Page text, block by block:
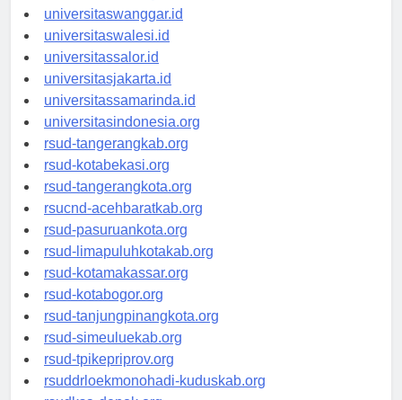
universitassorong.id
universitaswanggar.id
universitaswalesi.id
universitassalor.id
universitasjakarta.id
universitassamarinda.id
universitasindonesia.org
rsud-tangerangkab.org
rsud-kotabekasi.org
rsud-tangerangkota.org
rsucnd-acehbaratkab.org
rsud-pasuruankota.org
rsud-limapuluhkotakab.org
rsud-kotamakassar.org
rsud-kotabogor.org
rsud-tanjungpinangkota.org
rsud-simeuluekab.org
rsud-tpikepriprov.org
rsuddrloekmonohadi-kuduskab.org